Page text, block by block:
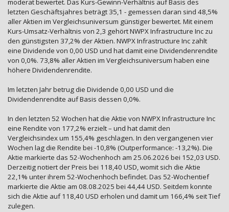
moderat bewertet. Das Kurs-Gewinn-Verhältnis auf Basis des
letzten Geschäftsjahres beträgt 35,1 - gemessen daran sind 48,5%
aller Aktien im Vergleichsuniversum günstiger bewertet. Mit einem
Kurs-Umsatz-Verhältnis von 2,3 gehört NWPX Infrastructure Inc zu
den günstigsten 37,2% der Aktien. NWPX Infrastructure Inc zahlt
eine Dividende von 0,00 USD und hat damit eine Dividendenrendite
von 0,0%. 73,8% aller Aktien im Vergleichsuniversum haben eine
höhere Dividendenrendite.
Im letzten Jahr betrug die Dividende 0,00 USD und die
Dividendenrendite auf Basis dessen 0,0%.
In den letzten 52 Wochen hat die Aktie von NWPX Infrastructure Inc
eine Rendite von 177,2% erzielt – und hat damit den
Vergleichsindex um 155,4% geschlagen. In den vergangenen vier
Wochen lag die Rendite bei -10,8% (Outperformance: -13,2%). Die
Aktie markierte das 52-Wochenhoch am 25.06.2026 bei 152,03 USD.
Derzeitig notiert der Preis bei 118,40 USD, womit sich die Aktie
22,1% unter ihrem 52-Wochenhoch befindet. Das 52-Wochentief
markierte die Aktie am 08.08.2025 bei 44,44 USD. Seitdem konnte
sich die Aktie auf 118,40 USD erholen und damit um 166,4% seit Tief
zulegen.